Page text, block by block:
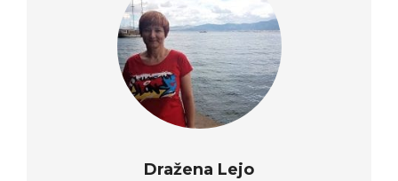
Dražena Lejo